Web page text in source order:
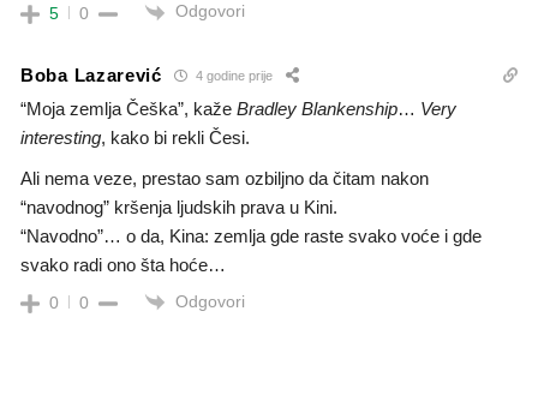
5 0 Odgovori
Boba Lazarević 4 godine prije
“Moja zemlja Češka”, kaže Bradley Blankenship… Very
interesting, kako bi rekli Česi.
Ali nema veze, prestao sam ozbiljno da čitam nakon
“navodnog” kršenja ljudskih prava u Kini.
“Navodno”… o da, Kina: zemlja gde raste svako voće i gde
svako radi ono šta hoće…
0 0 Odgovori